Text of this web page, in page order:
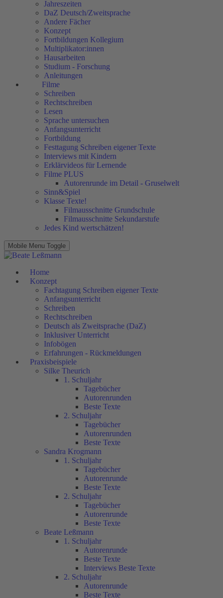
Jahreszeiten
DaZ Deutsch/Zweitsprache
Andere Fächer
Konzept
Fortbildungen Kollegium
Multiplikator:innen
Hausarbeiten
Studium - Forschung
Anleitungen
Filme
Schreiben
Rechtschreiben
Lesen
Sprache untersuchen
Anfangsunterricht
Fortbildung
Festtagung Schreiben eigener Texte
Interviews mit Kindern
Erklärvideos für Lernende
Filme PLUS
Autorenrunde im Detail - Gruselwelt
Sinn&Spiel
Klasse Texte!
Filmausschnitte Grundschule
Filmausschnitte Sekundarstufe
Jedes Kind wertschätzen!
Mobile Menu Toggle
Home
Konzept
Fachtagung Schreiben eigener Texte
Anfangsunterricht
Schreiben
Rechtschreiben
Deutsch als Zweitsprache (DaZ)
Inklusiver Unterricht
Infobögen
Erfahrungen - Rückmeldungen
Praxisbeispiele
Silke Theurich
1. Schuljahr
Tagebücher
Autorenrunden
Beste Texte
2. Schuljahr
Tagebücher
Autorenrunden
Beste Texte
Sandra Krogmann
1. Schuljahr
Tagebücher
Autorenrunde
Beste Texte
2. Schuljahr
Tagebücher
Autorenrunde
Beste Texte
Beate Leßmann
1. Schuljahr
Autorenrunde
Beste Texte
Interviews Beste Texte
2. Schuljahr
Autorenrunde
Beste Texte